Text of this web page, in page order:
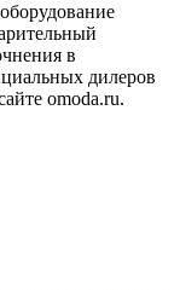
в
дилеров
omoda.ru.